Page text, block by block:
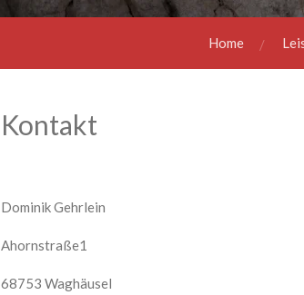
Home
Kontakt
Dominik Gehrlein
Ahornstraße1
68753 Waghäusel